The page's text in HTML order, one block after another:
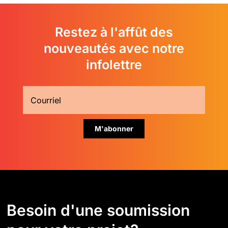
Restez à l'affût des
nouveautés avec notre
infolettre
Besoin d'une soumission